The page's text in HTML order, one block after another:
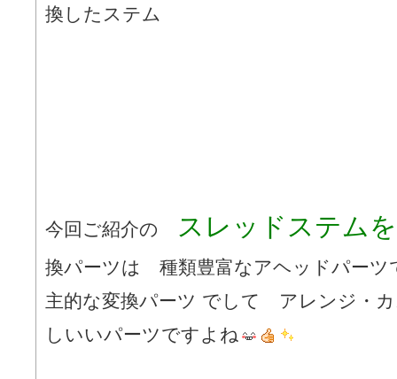
換したステム
今回ご紹介の スレッドステム
換パーツは 種類豊富なアヘッドパー
主的な変換パーツ でして アレンジ・
しいいパーツですよね